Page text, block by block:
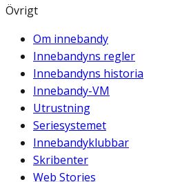
Övrigt
Om innebandy
Innebandyns regler
Innebandyns historia
Innebandy-VM
Utrustning
Seriesystemet
Innebandyklubbar
Skribenter
Web Stories